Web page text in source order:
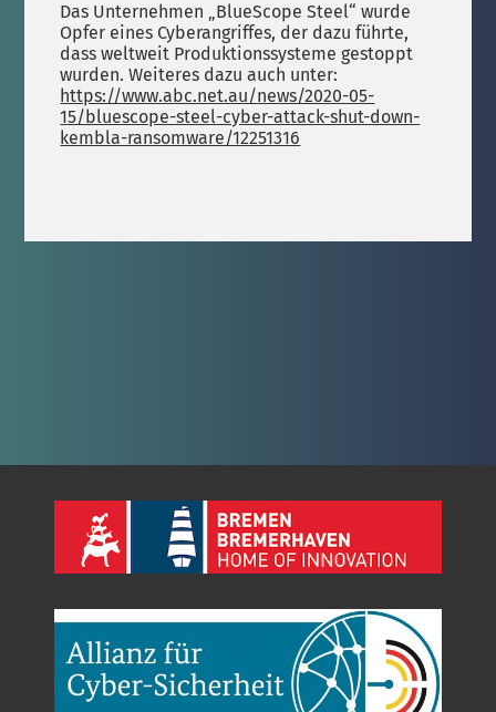
Das Unternehmen „BlueScope Steel“ wurde
Opfer eines Cyberangriffes, der dazu führte,
dass weltweit Produktionssysteme gestoppt
wurden. Weiteres dazu auch unter:
https://www.abc.net.au/news/2020-05-
15/bluescope-steel-cyber-attack-shut-down-
kembla-ransomware/12251316